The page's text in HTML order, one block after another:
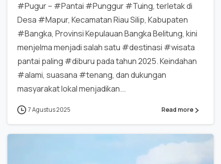
#Pugur – #Pantai #Punggur #Tuing, terletak di
Desa #Mapur, Kecamatan Riau Silip, Kabupaten
#Bangka, Provinsi Kepulauan Bangka Belitung, kini
menjelma menjadi salah satu #destinasi #wisata
pantai paling #diburu pada tahun 2025. Keindahan
#alami, suasana #tenang, dan dukungan
masyarakat lokal menjadikan...
7 Agustus 2025 Read more